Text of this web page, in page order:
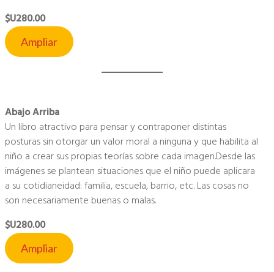
$U280.00
Ampliar
Abajo Arriba
Un libro atractivo para pensar y contraponer distintas
posturas sin otorgar un valor moral a ninguna y que habilita al
niño a crear sus propias teorías sobre cada imagen.Desde las
imágenes se plantean situaciones que el niño puede aplicara
a su cotidianeidad: familia, escuela, barrio, etc. Las cosas no
son necesariamente buenas o malas.
$U280.00
Ampliar